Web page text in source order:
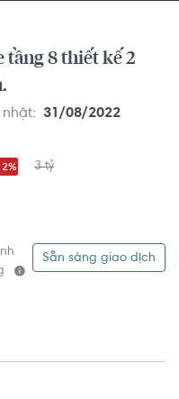
tầng 8 thiết kế 2
31/08/2022
3 tỷ
Sẵn sàng giao dịch